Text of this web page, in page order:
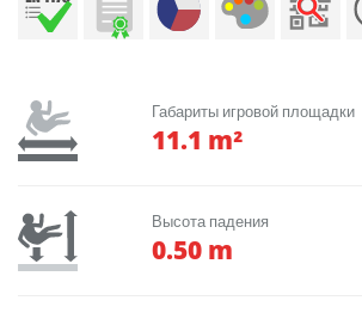
Габариты игровой площадки
11.1 m²
Высота падения
0.50 m